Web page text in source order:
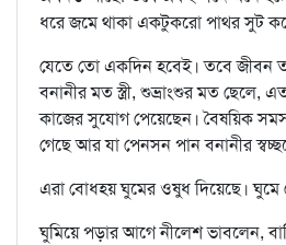
ধরে জমে থাকা একটুকরো পাথর সুট
যেতে তো একদিন হবেই। তবে জীবন
বনানীর মত স্ত্রী, শুভ্রাংশুর মত ছেলে,
কাজের সুযোগ পেয়েছেন। বৈষয়িক
গেছে আর যা পেনসন পান বনানীর
এরা বোধহয় ঘুমের ওষুধ দিয়েছে।
ঘুমিয়ে পড়ার আগে নীলেশ ভাবলেন,